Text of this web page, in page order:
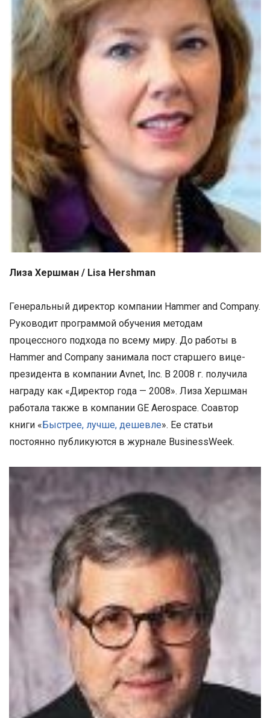
Лиза Хершман / Lisa Hershman
Генеральный директор компании Hammer and Company.
Руководит программой обучения методам
процессного подхода по всему миру. До работы в
Hammer and Company занимала пост старшего вице-
президента в компании Avnet, Inc. В 2008 г. получила
награду как «Директор года — 2008». Лиза Хершман
работала также в компании GE Aerospace. Соавтор
книги «Быстрее, лучше, дешевле». Ее статьи
постоянно публикуются в журнале BusinessWeek.